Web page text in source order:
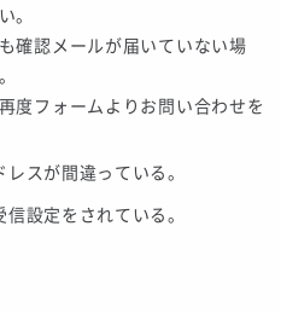
。
確認メールが届いていない場
度フォームよりお問い合わせを
スが間違っている。
設定をされている。